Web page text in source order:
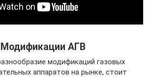
Модификации АГВ
модификаций газовых
аппаратов на рынке, стоит